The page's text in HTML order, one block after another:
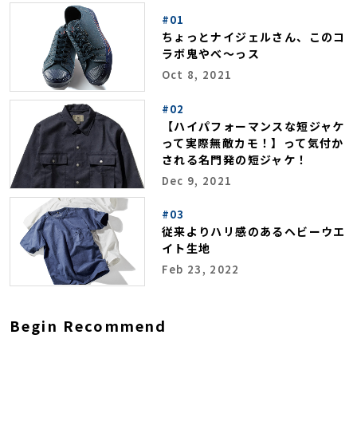
#01
ちょっとナイジェルさん、このコ
ラボ鬼やべ～っス
Oct 8, 2021
#02
【ハイパフォーマンスな短ジャケ
って実際無敵カモ！】って気付か
される名門発の短ジャケ！
Dec 9, 2021
#03
従来よりハリ感のあるヘビーウエ
イト生地
Feb 23, 2022
Begin Recommend